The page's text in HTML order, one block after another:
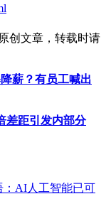
创文章，转载时请
薪？有员工喊出
差距引发内部分